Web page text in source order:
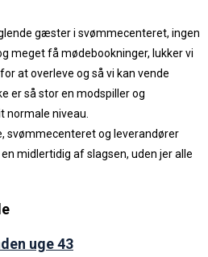
gæster i svømmecenteret, ingen
meget få mødebookninger, lukker vi
at overleve og så vi kan vende
er så stor en modspiller og
normale niveau.
svømmecenteret og leverandører
midlertidig af slagsen, uden jer alle
uge 43